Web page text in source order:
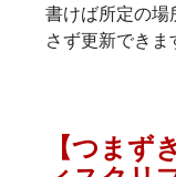
書けば所定の場
さず更新できま
【つまず